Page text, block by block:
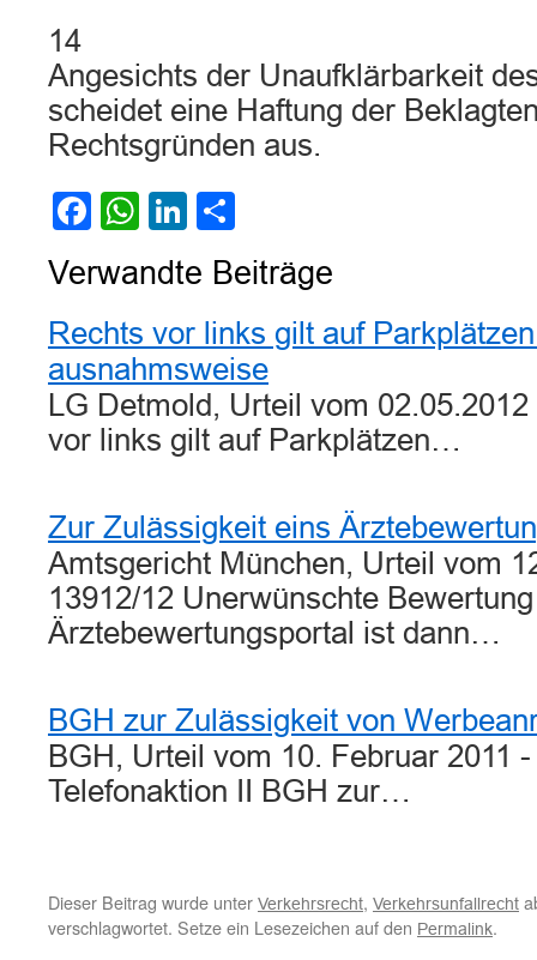
14
Angesichts der Unaufklärbarkeit
scheidet eine Haftung der
Rechtsgründen aus.
Facebook
WhatsApp
LinkedIn
Verwandte Beiträge
Rechts vor links gilt auf
ausnahmsweise
LG Detmold, Urteil vom
vor links gilt auf Parkplätzen…
Zur Zulässigkeit eins
Amtsgericht München, Urteil vom
13912/12 Unerwünschte
Ärztebewertungsportal ist dann…
BGH zur Zulässigkeit von
BGH, Urteil vom 10. Februar 2011
Telefonaktion II BGH zur…
Dieser Beitrag wurde unter Verkehrsrecht, Verkehrsunfallrecht
verschlagwortet. Setze ein Lesezeichen auf den Permalink.